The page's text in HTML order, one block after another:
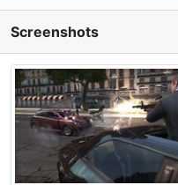
Screenshots